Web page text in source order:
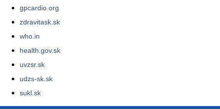
gpcardio.org
zdravitask.sk
who.in
health.gov.sk
uvzsr.sk
udzs-sk.sk
sukl.sk